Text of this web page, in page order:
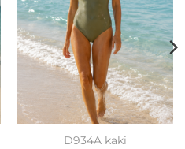
D934A kaki